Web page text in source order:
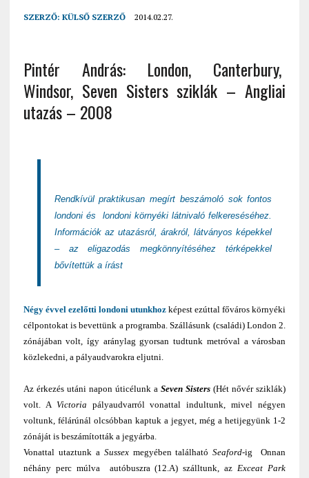
SZERZŐ: KÜLSŐ SZERZŐ 2014.02.27.
Pintér András: London, Canterbury,
Windsor, Seven Sisters sziklák – Angliai
utazás – 2008
Rendkívül praktikusan megírt beszámoló sok fontos
londoni és
londoni környéki látnivaló felkereséséhez.
Információk az utazásról, árakról, látványos képekkel
– az eligazodás megkönnyítéséhez térképekkel
bővítettük a írást
Négy évvel ezelőtti londoni utunkhozképest ezúttal főváros környéki
célpontokat is bevettünk a programba. Szállásunk (családi) London 2.
zónájában volt, így aránylag gyorsan tudtunk metróval a városban
közlekedni, a pályaudvarokra eljutni.
Az érkezés utáni napon úticélunk aSeven Sisters(Hét nővér sziklák)
volt. A Victoria pályaudvarról vonattal indultunk, mivel négyen
voltunk, félárúnál olcsóbban kaptuk a jegyet, még a hetijegyünk 1-2
zónáját is beszámították a jegyárba.
Vonattal utaztunk a Sussex megyében találhatóSeaford-ig Onnan
néhány perc múlva autóbuszra (12.A) szálltunk, azExceat Park